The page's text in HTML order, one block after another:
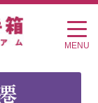
MENU